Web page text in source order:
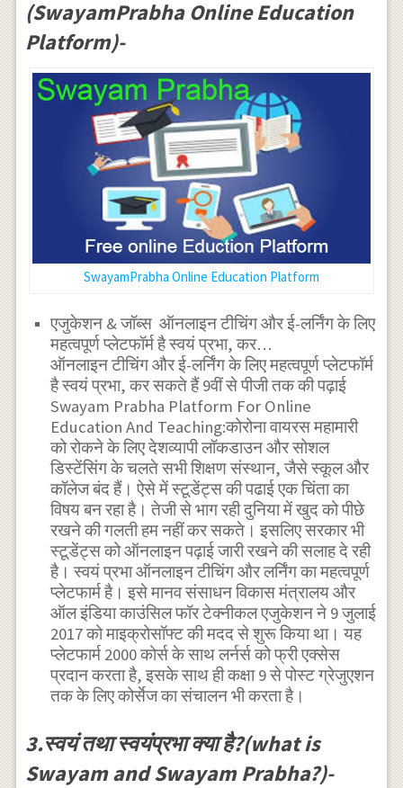
(SwayamPrabha Online Education
Platform)-
SwayamPrabha Online Education Platform
एजुकेशन & जॉब्स ऑनलाइन टीचिंग और ई-लर्निंग के लिए
महत्वपूर्ण प्लेटफॉर्म है स्वयं प्रभा, कर…
ऑनलाइन टीचिंग और ई-लर्निंग के लिए महत्वपूर्ण प्लेटफॉर्म
है स्वयं प्रभा, कर सकते हैं 9वीं से पीजी तक की पढ़ाई
Swayam Prabha Platform For Online
Education And Teaching:कोरोना वायरस महामारी
को रोकने के लिए देशव्यापी लॉकडाउन और सोशल
डिस्टेंसिंग के चलते सभी शिक्षण संस्थान, जैसे स्कूल और
कॉलेज बंद हैं। ऐसे में स्टूडेंट्स की पढाई एक चिंता का
विषय बन रहा है। तेजी से भाग रही दुनिया में खुद को पीछे
रखने की गलती हम नहीं कर सकते। इसलिए सरकार भी
स्टूडेंट्स को ऑनलाइन पढ़ाई जारी रखने की सलाह दे रही
है। स्वयं प्रभा ऑनलाइन टीचिंग और लर्निंग का महत्वपूर्ण
प्लेटफार्म है। इसे मानव संसाधन विकास मंत्रालय और
ऑल इंडिया काउंसिल फॉर टेक्नीकल एजुकेशन ने 9 जुलाई
2017 को माइक्रोसॉफ्ट की मदद से शुरू किया था। यह
प्लेटफार्म 2000 कोर्स के साथ लर्नर्स को फ्री एक्सेस
प्रदान करता है, इसके साथ ही कक्षा 9 से पोस्ट ग्रेजुएशन
तक के लिए कोर्सेज का संचालन भी करता है।
3.स्वयं तथा स्वयंप्रभा क्या है?(what is
Swayam and Swayam Prabha?)-